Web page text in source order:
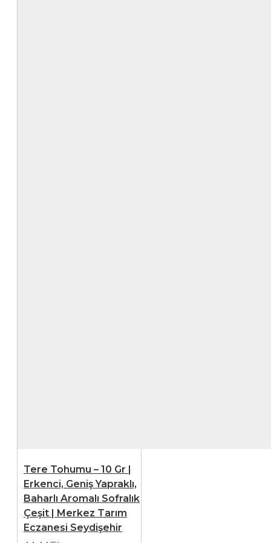
Tere Tohumu – 10 Gr |
Erkenci, Geniş Yapraklı,
Baharlı Aromalı Sofralık
Çeşit | Merkez Tarım
Eczanesi Seydişehir